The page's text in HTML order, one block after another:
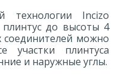
технологии Incizo
до высоты 4
можно
участки плинтуса
и наружные углы.